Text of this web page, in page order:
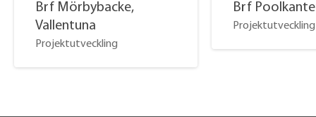
Brf Mörbybacke,
Vallentuna
Projektutveckling
Brf
Projektutveckling